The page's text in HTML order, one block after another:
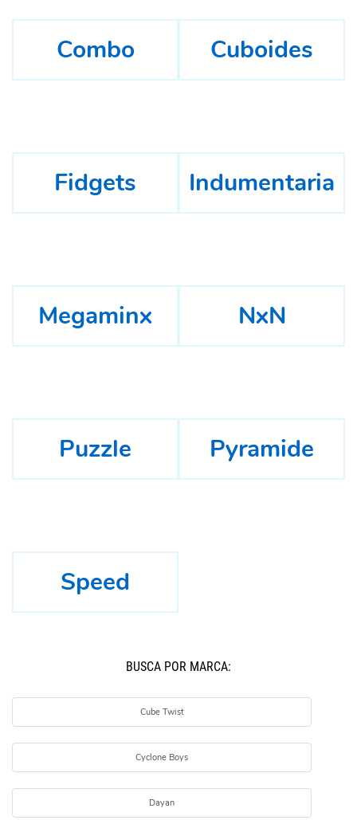
Combo Cuboides
Fidgets Indumentaria
Megaminx NxN
Puzzle Pyramide
Speed
BUSCÁ POR MARCA:
Cube Twist
Cyclone Boys
Dayan